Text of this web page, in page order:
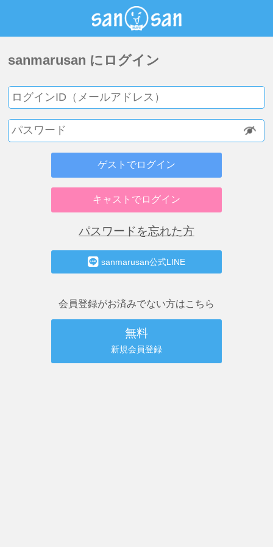
sanmarusan にログイン
ゲストでログイン
キャストでログイン
パスワードを忘れた方
sanmarusan公式LINE
会員登録がお済みでない方はこちら
無料
新規会員登録